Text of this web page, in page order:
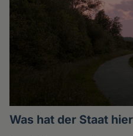
Was hat der Staat